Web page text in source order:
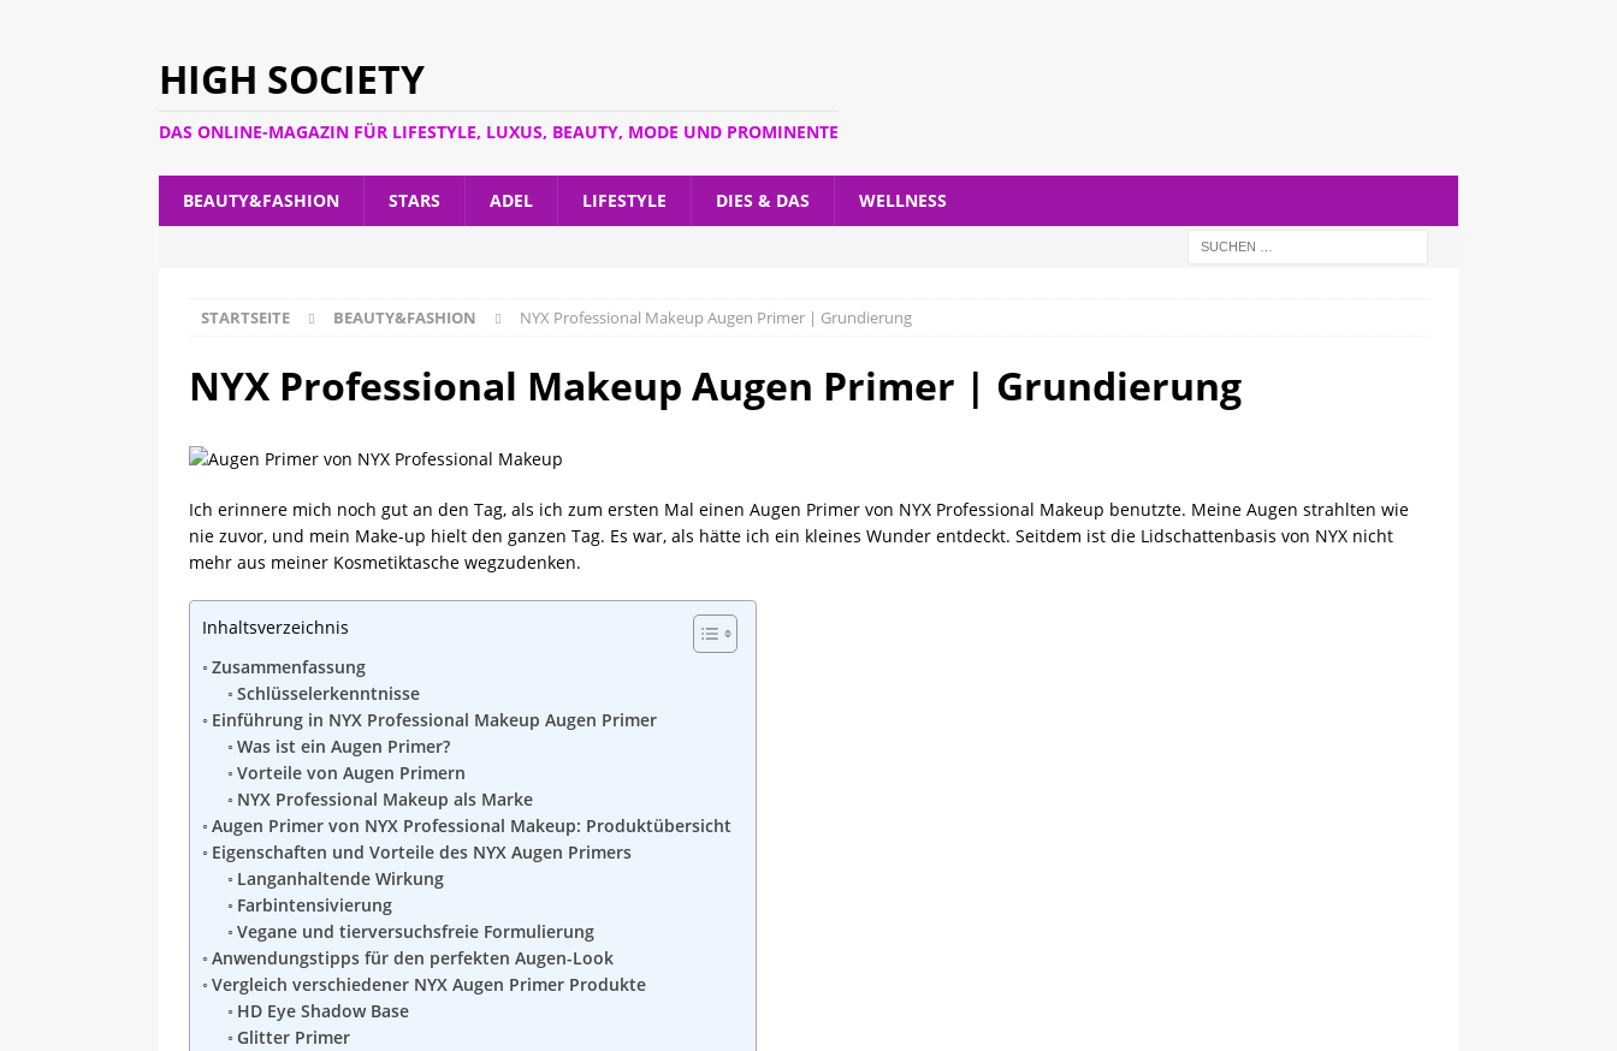
HIGH SOCIETY
DAS ONLINE-MAGAZIN FÜR LIFESTYLE, LUXUS, BEAUTY, MODE UND PROMINENTE
BEAUTY&FASHION STARS ADEL LIFESTYLE DIES & DAS WELLNESS
STARTSEITE BEAUTY&FASHION NYX Professional Makeup Augen Primer | Grundierung
NYX Professional Makeup Augen Primer | Grundierung
Ich erinnere mich noch gut an den Tag, als ich zum ersten Mal einen Augen Primer von NYX Professional Makeup benutzte. Meine Augen strahlten wie
nie zuvor, und mein Make-up hielt den ganzen Tag. Es war, als hätte ich ein kleines Wunder entdeckt. Seitdem ist die Lidschattenbasis von NYX nicht
mehr aus meiner Kosmetiktasche wegzudenken.
Inhaltsverzeichnis
Zusammenfassung
Schlüsselerkenntnisse
Einführung in NYX Professional Makeup Augen Primer
Was ist ein Augen Primer?
Vorteile von Augen Primern
NYX Professional Makeup als Marke
Augen Primer von NYX Professional Makeup: Produktübersicht
Eigenschaften und Vorteile des NYX Augen Primers
Langanhaltende Wirkung
Farbintensivierung
Vegane und tierversuchsfreie Formulierung
Anwendungstipps für den perfekten Augen-Look
Vergleich verschiedener NYX Augen Primer Produkte
HD Eye Shadow Base
Glitter Primer